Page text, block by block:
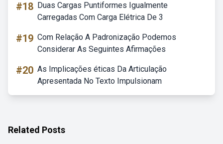
#18 Duas Cargas Puntiformes Igualmente
Carregadas Com Carga Elétrica De 3
#19 Com Relação A Padronização Podemos
Considerar As Seguintes Afirmações
#20 As Implicações éticas Da Articulação
Apresentada No Texto Impulsionam
Related Posts